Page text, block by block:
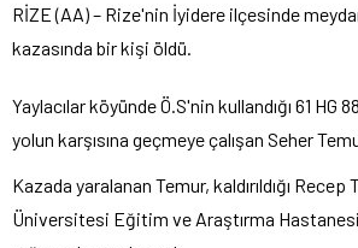
RİZE (AA) – Rize'nin İyidere ilçesinde
kazasında bir kişi öldü.
Yaylacılar köyünde Ö.S'nin kullandığı 61 HG
yolun karşısına geçmeye çalışan Seher
Kazada yaralanan Temur, kaldırıldığı
Üniversitesi Eğitim ve Araştırma